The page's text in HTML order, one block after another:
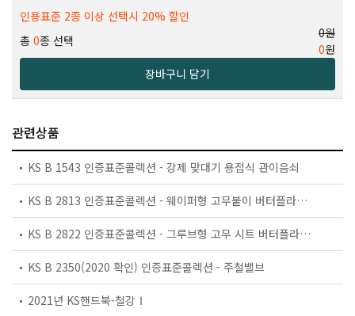
인용표준 2종 이상 선택시 20% 할인
총 0종 선택
0원
0원
장바구니 담기
관련상품
KS B 1543 인증표준콜렉션 - 강제 맞대기 용접식 관이음쇠
KS B 2813 인증표준콜렉션 - 웨이퍼형 고무붙이 버터플라이 밸브
KS B 2822 인증표준콜렉션 - 그루브형 고무 시트 버터플라이 밸브
KS B 2350(2020 확인) 인증표준콜렉션 - 주철밸브
2021년 KS핸드북-철강Ⅰ